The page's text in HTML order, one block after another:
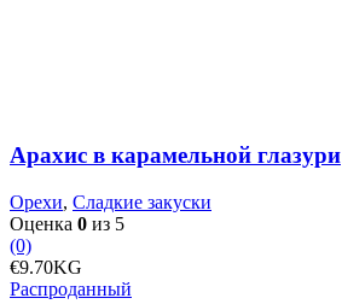
Арахис в карамельной глазури
Орехи, Сладкие закуски
Оценка 0 из 5
(0)
€9.70KG
Распроданный